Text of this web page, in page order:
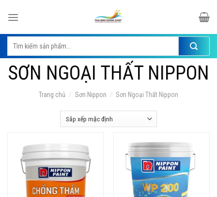
Tìm
kiếm:
SƠN NGOẠI THẤT NIPPON
Trang chủ / Sơn Nippon / Sơn Ngoại Thất Nippon